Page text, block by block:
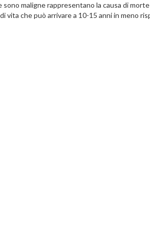
maligne rappresentano la causa di
vita che può arrivare a 10-15 anni in meno